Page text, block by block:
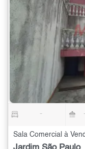
-
Sala Comercial à